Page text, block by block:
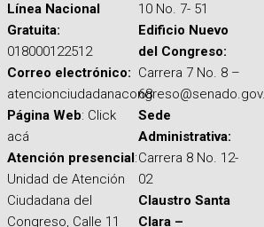
Línea Nacional
Gratuita:
018000122512
Correo electrónico:
Página Web: Click
acá
Atención presencial :
Unidad de Atención
Ciudadana del
Congreso, Calle 11
10 No. 7- 51
Edificio Nuevo
del Congreso:
Carrera 7 No. 8 –
68
Sede
Administrativa:
Carrera 8 No. 12-
02
Claustro Santa
Clara –